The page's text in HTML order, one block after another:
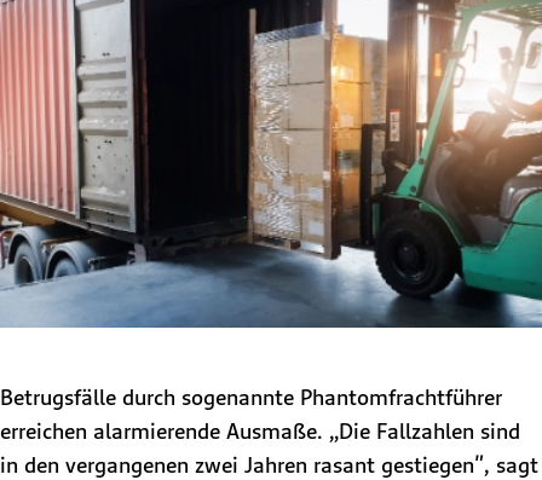
Betrugsfälle durch sogenannte Phantomfrachtführer
erreichen alarmierende Ausmaße. „Die Fallzahlen sind
in den vergangenen zwei Jahren rasant gestiegen", sagt